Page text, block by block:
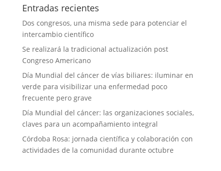
Entradas recientes
Dos congresos, una misma sede para potenciar el
intercambio científico
Se realizará la tradicional actualización post
Congreso Americano
Día Mundial del cáncer de vías biliares: iluminar en
verde para visibilizar una enfermedad poco
frecuente pero grave
Día Mundial del cáncer: las organizaciones sociales,
claves para un acompañamiento integral
Córdoba Rosa: jornada científica y colaboración con
actividades de la comunidad durante octubre